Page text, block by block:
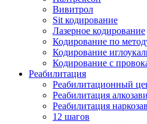
Вивитрол
Sit кодирование
Лазерное кодирование
Кодирование по
Кодирование
Кодирование с
Реабилитация
Реабилитационный
Реабилитация
Реабилитация
12 шагов